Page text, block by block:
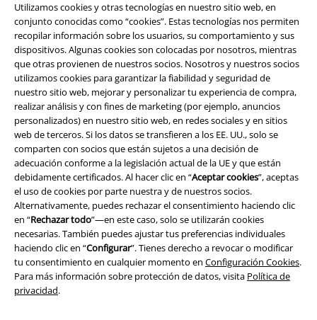
Utilizamos cookies y otras tecnologías en nuestro sitio web, en
conjunto conocidas como “cookies”. Estas tecnologías nos permiten
recopilar información sobre los usuarios, su comportamiento y sus
dispositivos. Algunas cookies son colocadas por nosotros, mientras
que otras provienen de nuestros socios. Nosotros y nuestros socios
utilizamos cookies para garantizar la fiabilidad y seguridad de
nuestro sitio web, mejorar y personalizar tu experiencia de compra,
realizar análisis y con fines de marketing (por ejemplo, anuncios
personalizados) en nuestro sitio web, en redes sociales y en sitios
web de terceros. Si los datos se transfieren a los EE. UU., solo se
comparten con socios que están sujetos a una decisión de
adecuación conforme a la legislación actual de la UE y que están
debidamente certificados. Al hacer clic en “Aceptar cookies”, aceptas
el uso de cookies por parte nuestra y de nuestros socios.
Alternativamente, puedes rechazar el consentimiento haciendo clic
en “Rechazar todo”—en este caso, solo se utilizarán cookies
necesarias. También puedes ajustar tus preferencias individuales
haciendo clic en “Configurar”. Tienes derecho a revocar o modificar
tu consentimiento en cualquier momento en Configuración Cookies.
Para más información sobre protección de datos, visita Política de
privacidad.
Seguridad
Legal
Términos y Condiciones
Aviso Legal